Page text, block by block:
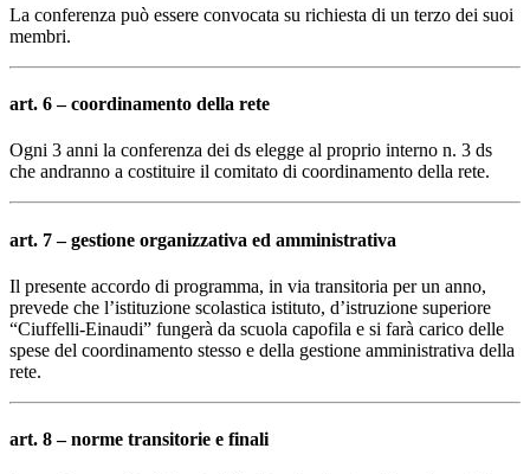
La conferenza può essere convocata su richiesta di un terzo dei suoi
membri.
art. 6 – coordinamento della rete
Ogni 3 anni la conferenza dei ds elegge al proprio interno n. 3 ds
che andranno a costituire il comitato di coordinamento della rete.
art. 7 – gestione organizzativa ed amministrativa
Il presente accordo di programma, in via transitoria per un anno,
prevede che l’istituzione scolastica istituto, d’istruzione superiore
“Ciuffelli-Einaudi” fungerà da scuola capofila e si farà carico delle
spese del coordinamento stesso e della gestione amministrativa della
rete.
art. 8 – norme transitorie e finali